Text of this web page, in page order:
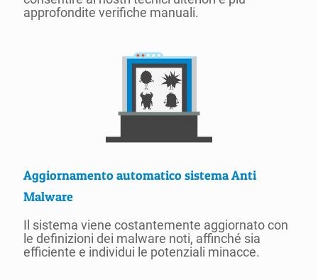
approfondite verifiche manuali.
Aggiornamento automatico sistema Anti
Malware
Il sistema viene costantemente aggiornato con
le definizioni dei malware noti, affinché sia
efficiente e individui le potenziali minacce.